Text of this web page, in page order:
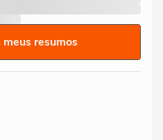
resumos